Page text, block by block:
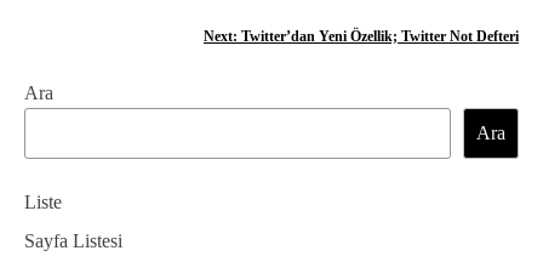
ı
g
e
z
Next: Twitter’dan Yeni Özellik; Twitter Not Defteri
Ara
Ara
Liste
Sayfa Listesi